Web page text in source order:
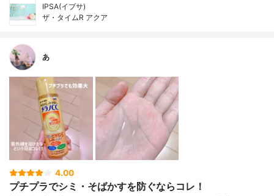
IPSA(イプサ)
ザ・タイムR アクア
あ
4.00
プチプラでシミ・そばかすを防ぐならコレ！